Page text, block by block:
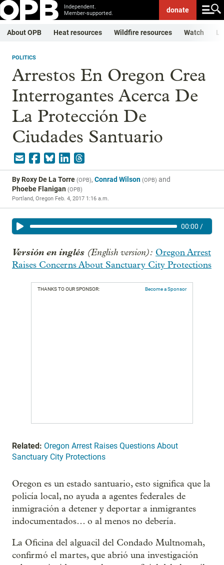
Independent.
Member-supported.
donate
About OPB Heat resources Wildfire resources Watch
POLITICS
Arrestos En Oregon Crea
Interrogantes Acerca De
La Protección De
Ciudades Santuario
ByRoxy De La Torre (OPB), Conrad Wilson (OPB) and
Phoebe Flanigan (OPB)
Portland, Oregon Feb. 4, 2017 1:16 a.m.
00:00 /
Versión en inglés (English version): Oregon Arrest
Raises Concerns About Sanctuary City Protections
THANKS TO OUR SPONSOR: Become a Sponsor
Related: Oregon Arrest Raises Questions About
Sanctuary City Protections
Oregon es un estado santuario, esto significa que la
policía local, no ayuda a agentes federales de
inmigración a detener y deportar a inmigrantes
indocumentados… o al menos no debería.
La Oficina del alguacil del Condado Multnomah,
confirmó el martes, que abrió una investigación